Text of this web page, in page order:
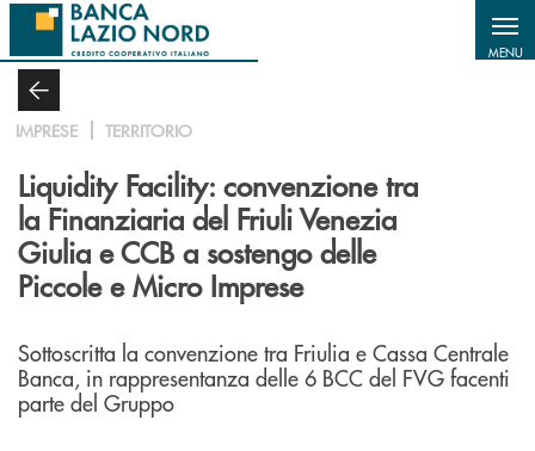
Salta al contenuto principale
MENU
IMPRESE TERRITORIO
Liquidity Facility: convenzione tra
la Finanziaria del Friuli Venezia
Giulia e CCB a sostengo delle
Piccole e Micro Imprese
Sottoscritta la convenzione tra Friulia e Cassa Centrale
Banca, in rappresentanza delle 6 BCC del FVG facenti
parte del Gruppo